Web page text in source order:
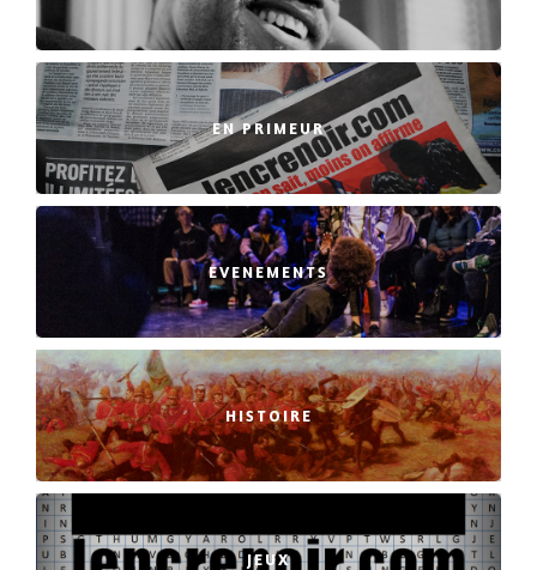
EN PRIMEUR
EVENEMENTS
HISTOIRE
JEUX